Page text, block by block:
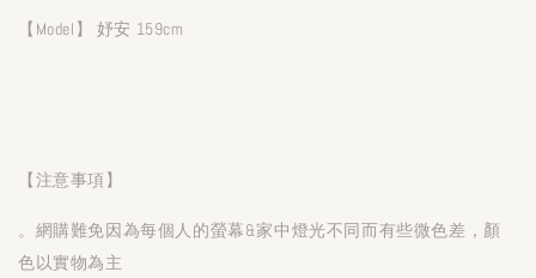
【Model】 妤安 159cm
【注意事項】
。網購難免因為每個人的螢幕&家中燈光不同而有些微色差，顏
色以實物為主